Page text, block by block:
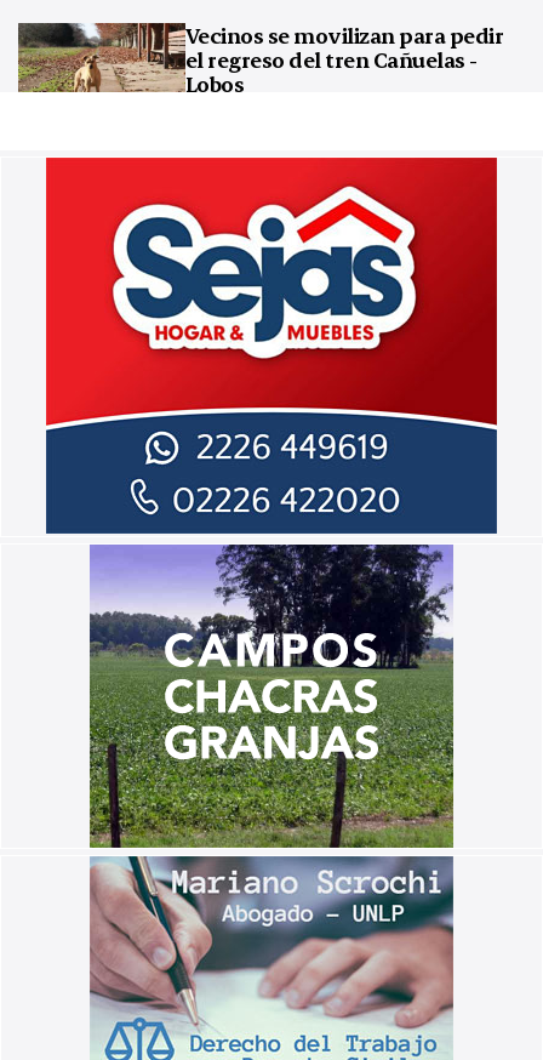
Vecinos se movilizan para pedir
el regreso del tren Cañuelas -
Lobos